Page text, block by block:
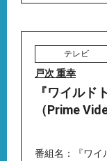
テレビ
戸次 重幸
『ワイルド
（Prime
番組名：『ワイ